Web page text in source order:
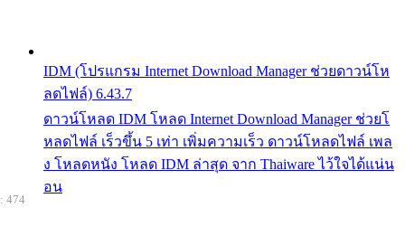
IDM (โปรแกรม Internet Download Manager ช่วยดาวน์โห
ลดไฟล์) 6.43.7
ดาวน์โหลด IDM โหลด Internet Download Manager ช่วยโ
หลดไฟล์ เร็วขึ้น 5 เท่า เพิ่มความเร็ว ดาวน์โหลดไฟล์ เพล
ง โหลดหนัง โหลด IDM ล่าสุด จาก Thaiware ไว้ใจได้แน่น
อน
474